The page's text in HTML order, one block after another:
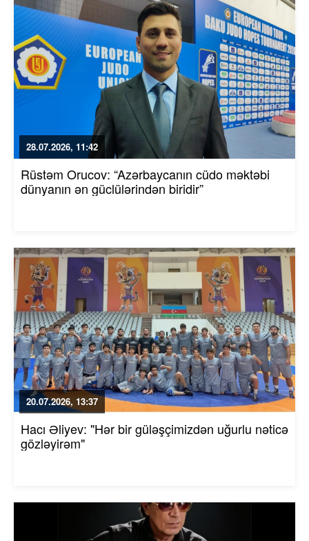
28.07.2026, 11:42
Rüstəm Orucov: “Azərbaycanın cüdo məktəbi
dünyanın ən güclülərindən biridir”
20.07.2026, 13:37
Hacı Əliyev: "Hər bir güləşçimizdən uğurlu nəticə
gözləyirəm"